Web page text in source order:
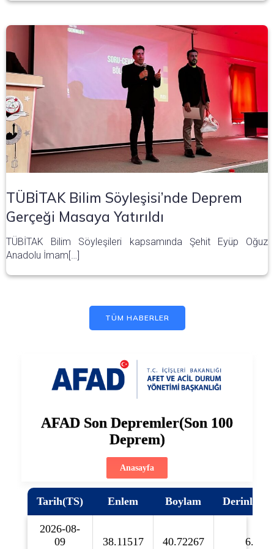
TÜBİTAK Bilim Söyleşisi’nde Deprem
Gerçeği Masaya Yatırıldı
TÜBİTAK Bilim Söyleşileri kapsamında Şehit Eyüp Oğuz
Anadolu İmam[…]
TÜM HABERLER